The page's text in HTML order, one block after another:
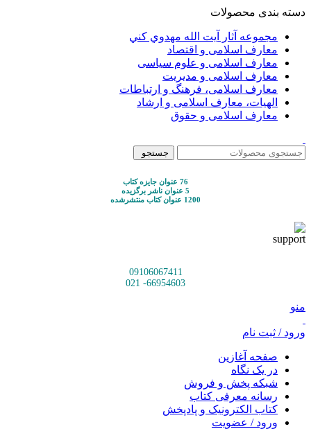
دسته بندی محصولات
مجموعه آثار آيت الله مهدوي كني
معارف اسلامی و اقتصاد
معارف اسلامی و علوم سیاسی
معارف اسلامی و مدیریت
معارف اسلامی، فرهنگ و ارتباطات
الهیات، معارف اسلامی و ارشاد
معارف اسلامی و حقوق
جستجو
76 عنوان جایزه کتاب
5 عنوان ناشر برگزیده
1200 عنوان کتاب منتشرشده
09106067411
66954603- 021
منو
ورود / ثبت نام
صفحه آغازین
در یک نگاه
شبکه پخش و فروش
رسانه معرفی کتاب
کتاب الکترونیک و پادپخش
ورود / عضویت